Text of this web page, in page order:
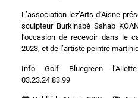
L’association lez’Arts d’Aisne
sculpteur Burkinabé Sahab
l’occasion de recevoir dans le
2023, et de l’artiste peintre
Info Golf Bluegreen
03.23.24.83.99